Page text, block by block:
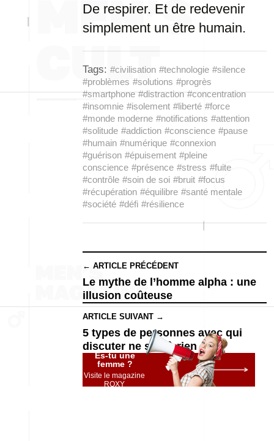
De respirer. Et de redevenir
simplement un être humain.
Tags: #civilisation #technologie #silence
#problèmes #solutions #progrès
#smartphone #distraction #concentration
#insomnie #isolement #liberté #force
#monde moderne #notifications #attention
#solitude #addiction #conscience #pause
#humain #numérique #connexion
#guérison #épuisement #pleine
conscience #présence #stress #fuite
#contrôle #soin de soi #bruit #focus
#récupération #équilibre #santé mentale
#société #défi #résilience
← ARTICLE PRÉCÉDENT
Le mythe de l’homme alpha : une
illusion coûteuse
ARTICLE SUIVANT →
5 types de personnes avec qui
discuter ne sert à rien
Es-tu une
femme ?
Visite le magazine
ROXY